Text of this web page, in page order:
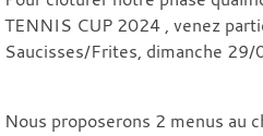
TENNIS CUP 2024 , venez
Saucisses/Frites, dimanche
Nous proposerons 2 menus au